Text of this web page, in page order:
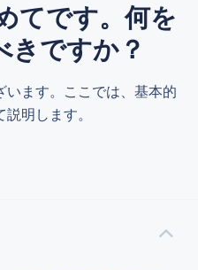
てです。何を
きですか？
います。ここでは、基本的
明します。